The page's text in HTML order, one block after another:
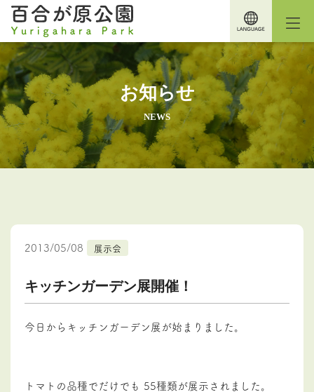
お知らせ
NEWS
2013/05/08 展示会
キッチンガーデン展開催！
今日からキッチンガーデン展が始まりました。
トマトの品種でだけでも 55種類が展示されました。